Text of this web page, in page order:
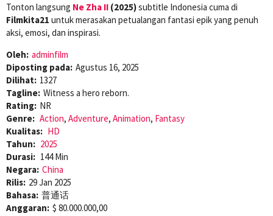
Tonton langsung Ne Zha II (2025)subtitle Indonesia cuma di
Filmkita21 untuk merasakan petualangan fantasi epik yang penuh
aksi, emosi, dan inspirasi.
Oleh: adminfilm
Diposting pada: Agustus 16, 2025
Dilihat: 1327
Tagline: Witness a hero reborn.
Rating: NR
Genre: Action, Adventure, Animation, Fantasy
Kualitas: HD
Tahun: 2025
Durasi: 144 Min
Negara: China
Rilis: 29 Jan 2025
Bahasa: 普通话
Anggaran: $ 80.000.000,00